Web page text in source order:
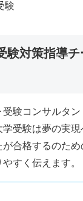
験
験対策指導
験コンサルタン
学受験は夢の実
が合格するのた
やすく伝えます。